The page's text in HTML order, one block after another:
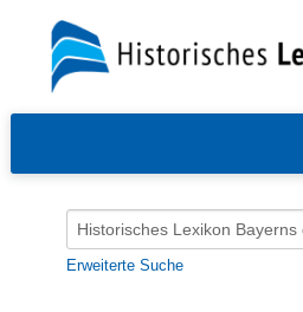
Erweiterte Suche